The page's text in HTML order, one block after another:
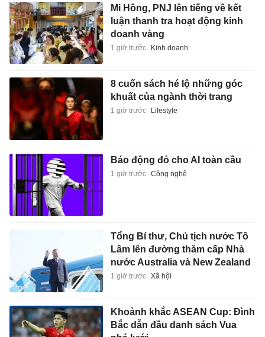
Mi Hồng, PNJ lên tiếng về kết
luận thanh tra hoạt động kinh
doanh vàng
1 giờ trước Kinh doanh
8 cuốn sách hé lộ những góc
khuất của ngành thời trang
1 giờ trước Lifestyle
Báo động đỏ cho AI toàn cầu
1 giờ trước Công nghệ
Tổng Bí thư, Chủ tịch nước Tô
Lâm lên đường thăm cấp Nhà
nước Australia và New Zealand
1 giờ trước Xã hội
Khoảnh khắc ASEAN Cup: Đình
Bắc dẫn đầu danh sách Vua